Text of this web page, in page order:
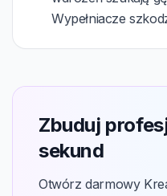
Wypełniacze
Zbuduj
sekund
Otwórz darmowy